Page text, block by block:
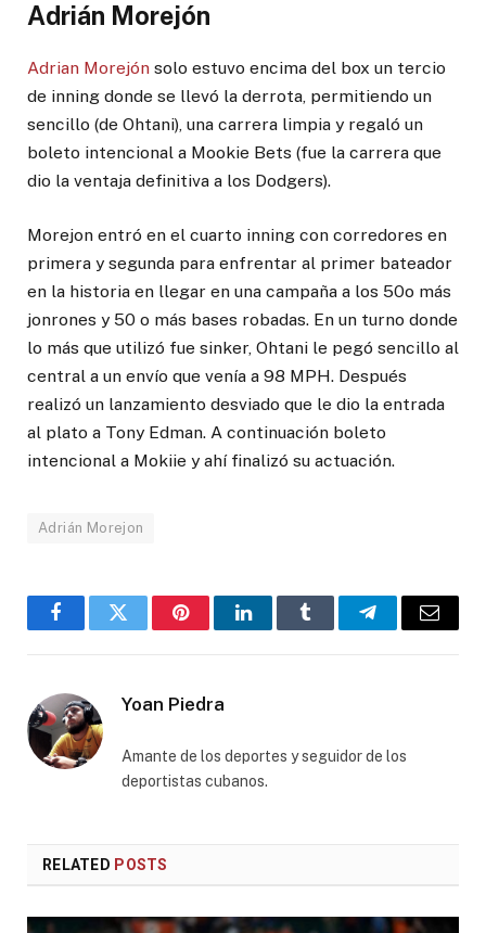
Adrián Morejón
Adrian Morejón solo estuvo encima del box un tercio
de inning donde se llevó la derrota, permitiendo un
sencillo (de Ohtani), una carrera limpia y regaló un
boleto intencional a Mookie Bets (fue la carrera que
dio la ventaja definitiva a los Dodgers).
Morejon entró en el cuarto inning con corredores en
primera y segunda para enfrentar al primer bateador
en la historia en llegar en una campaña a los 50o más
jonrones y 50 o más bases robadas. En un turno donde
lo más que utilizó fue sinker, Ohtani le pegó sencillo al
central a un envío que venía a 98 MPH. Después
realizó un lanzamiento desviado que le dio la entrada
al plato a Tony Edman. A continuación boleto
intencional a Mokiie y ahí finalizó su actuación.
Adrián Morejon
FacebookTwitter PinterestLinkedInTumblr TelegramEmail
Yoan Piedra
Amante de los deportes y seguidor de los
deportistas cubanos.
RELATED POSTS